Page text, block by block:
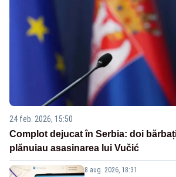
24 feb. 2026, 15:50
Complot dejucat în Serbia: doi
plănuiau asasinarea lui Vučić
8 aug. 2026, 18:31